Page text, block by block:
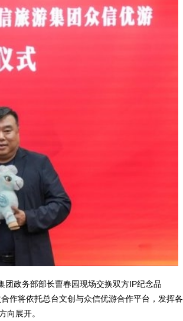
政务部部长曹春园现场交换双方IP纪念品
作将依托总台文创与众信优游合作平台，发挥各
向展开。